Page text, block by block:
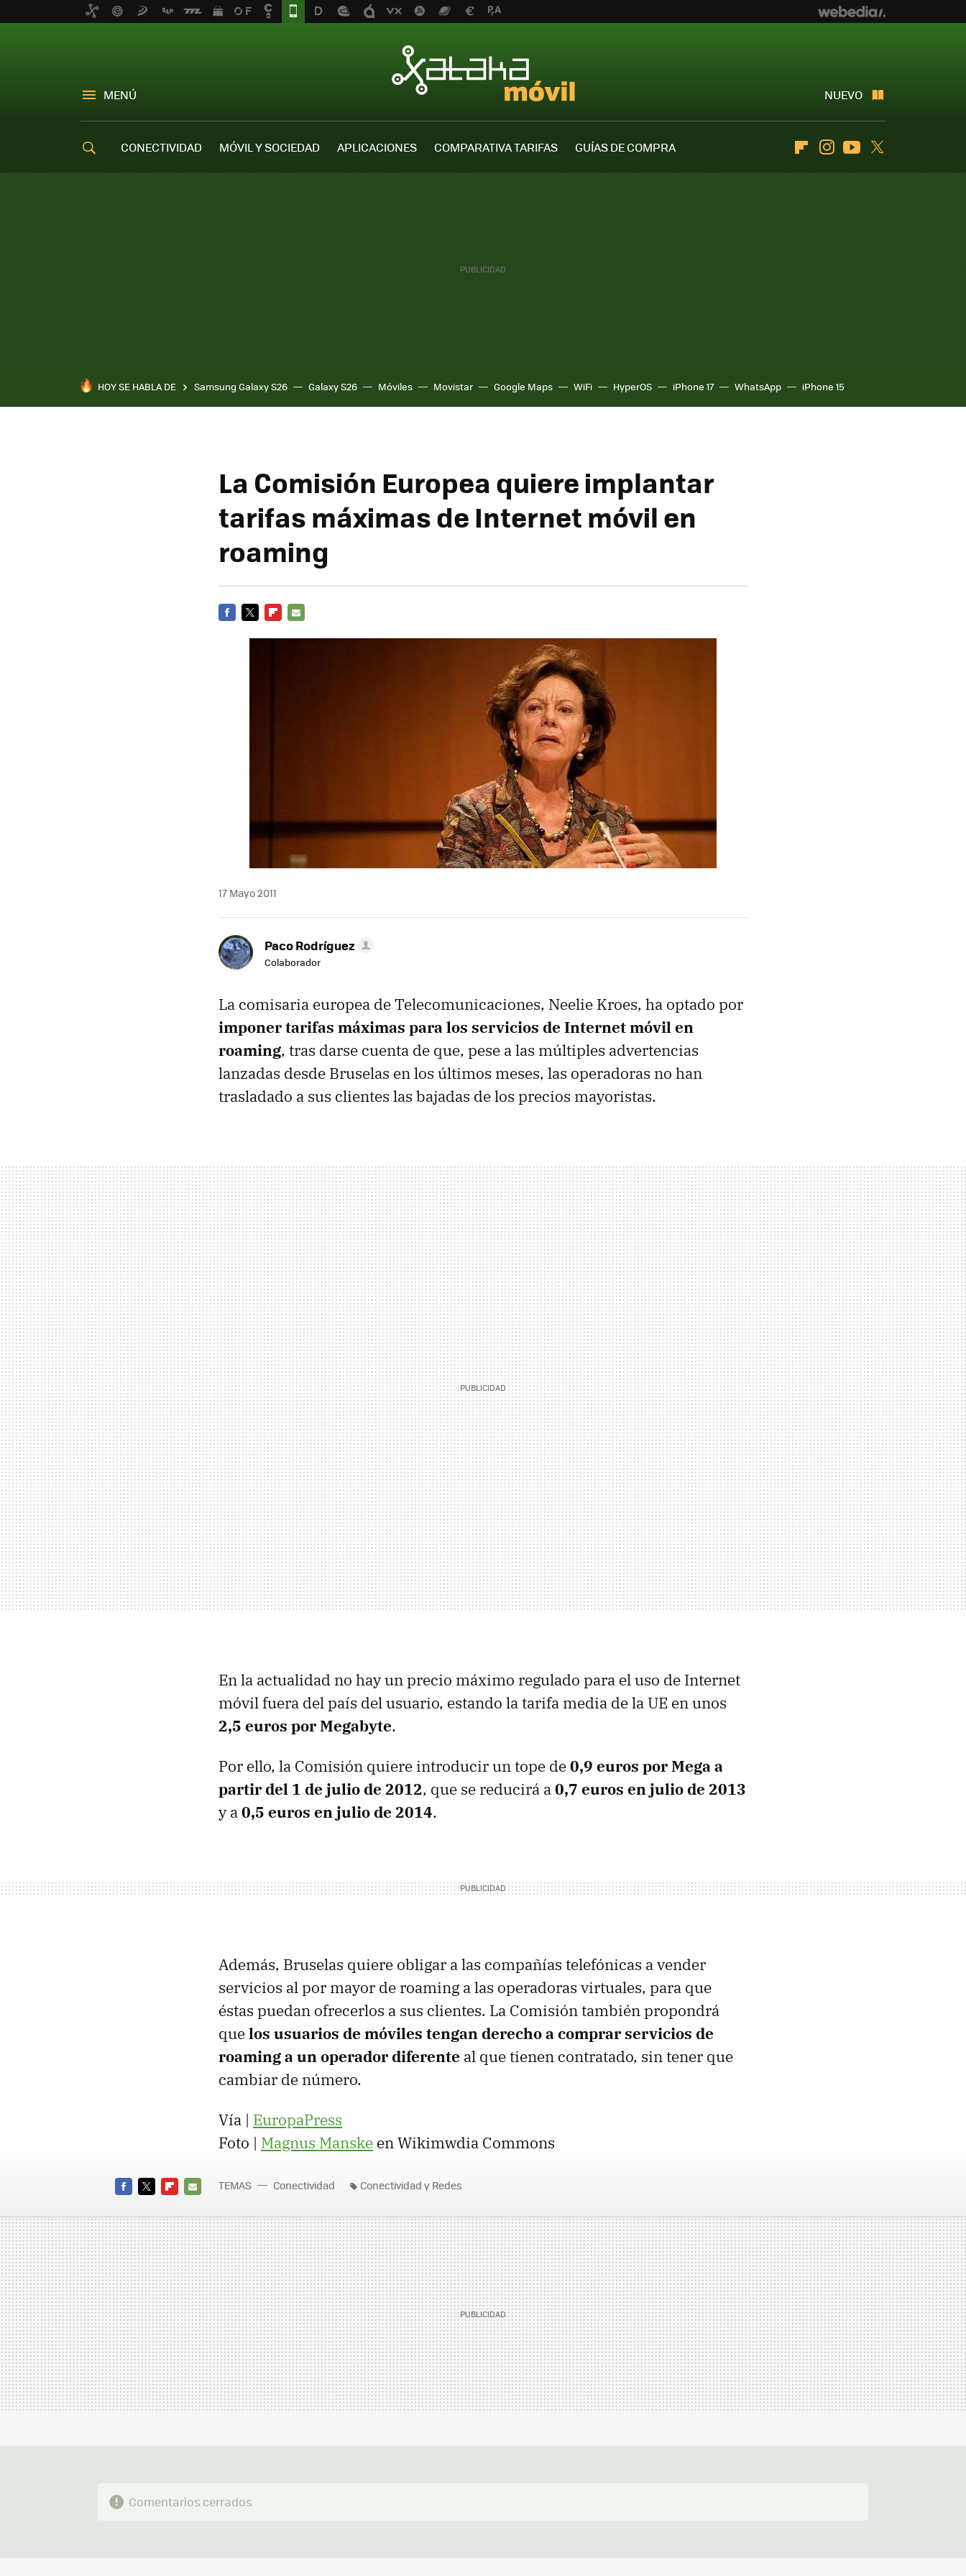
MENÚ NUEVO
CONECTIVIDAD MÓVIL Y SOCIEDAD APLICACIONES COMPARATIVA TARIFAS
GUÍAS DE COMPRA
FlipboardInstagramYoutube
HOY SE HABLA DE Samsung Galaxy S26 Galaxy S26 Móviles Movistar Google Maps WiFi HyperOS iPhone 17 WhatsApp iPhone 15
La Comisión Europea quiere implantar
tarifas máximas de Internet móvil en
roaming
17 Mayo 2011
Paco Rodríguez
Colaborador
La comisaria europea de Telecomunicaciones, Neelie Kroes, ha optado por
imponer tarifas máximas para los servicios de Internet móvil en
roaming, tras darse cuenta de que, pese a las múltiples advertencias
lanzadas desde Bruselas en los últimos meses, las operadoras no han
trasladado a sus clientes las bajadas de los precios mayoristas.
En la actualidad no hay un precio máximo regulado para el uso de Internet
móvil fuera del país del usuario, estando la tarifa media de la UE en unos
2,5 euros por Megabyte.
Por ello, la Comisión quiere introducir un tope de0,9 euros por Mega a
partir del 1 de julio de 2012, que se reducirá a0,7 euros en julio de 2013
y a0,5 euros en julio de 2014.
Además, Bruselas quiere obligar a las compañías telefónicas a vender
servicios al por mayor de roaming a las operadoras virtuales, para que
éstas puedan ofrecerlos a sus clientes. La Comisión también propondrá
quelos usuarios de móviles tengan derecho a comprar servicios de
roaming a un operador diferente al que tienen contratado, sin tener que
cambiar de número.
Vía | EuropaPress
Foto | Magnus Manske en Wikimwdia Commons
MAIL
TEMAS Conectividad Conectividad y Redes
Comentarios cerrados